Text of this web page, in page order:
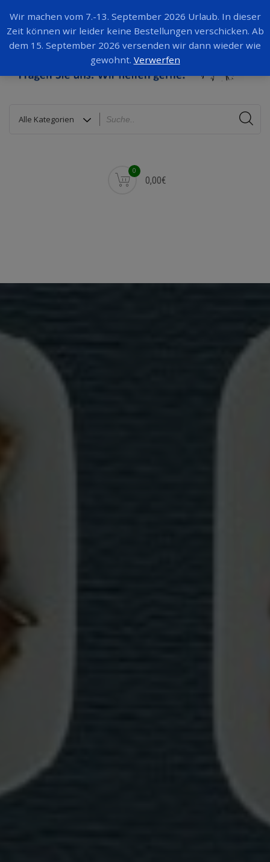
0
0,00€
Wir machen vom 7.-13. September 2026 Urlaub. In dieser
Zeit können wir leider keine Bestellungen verschicken. Ab
dem 15. September 2026 versenden wir dann wieder wie
gewohnt. Verwerfen